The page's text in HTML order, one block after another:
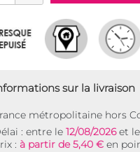
sur la livraison
métropolitaine hors
: entre le 12/08/2026et le
: à partir de 5,40 € en